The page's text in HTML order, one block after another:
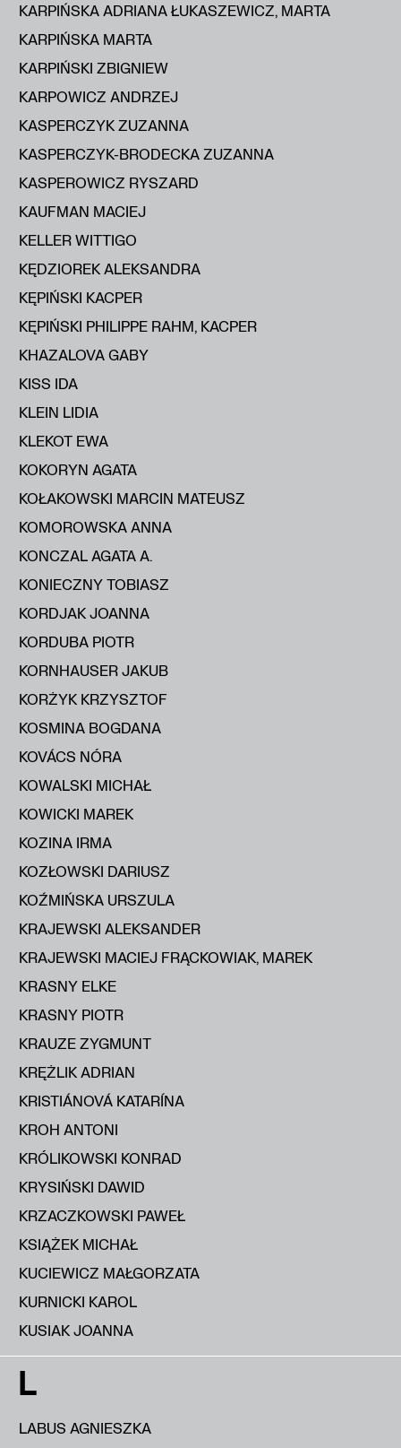
KARPIŃSKA ADRIANA ŁUKASZEWICZ, MARTA
KARPIŃSKA MARTA
KARPIŃSKI ZBIGNIEW
KARPOWICZ ANDRZEJ
KASPERCZYK ZUZANNA
KASPERCZYK-BRODECKA ZUZANNA
KASPEROWICZ RYSZARD
KAUFMAN MACIEJ
KELLER WITTIGO
KĘDZIOREK ALEKSANDRA
KĘPIŃSKI KACPER
KĘPIŃSKI PHILIPPE RAHM, KACPER
KHAZALOVA GABY
KISS IDA
KLEIN LIDIA
KLEKOT EWA
KOKORYN AGATA
KOŁAKOWSKI MARCIN MATEUSZ
KOMOROWSKA ANNA
KONCZAL AGATA A.
KONIECZNY TOBIASZ
KORDJAK JOANNA
KORDUBA PIOTR
KORNHAUSER JAKUB
KORŻYK KRZYSZTOF
KOSMINA BOGDANA
KOVÁCS NÓRA
KOWALSKI MICHAŁ
KOWICKI MAREK
KOZINA IRMA
KOZŁOWSKI DARIUSZ
KOŹMIŃSKA URSZULA
KRAJEWSKI ALEKSANDER
KRAJEWSKI MACIEJ FRĄCKOWIAK, MAREK
KRASNY ELKE
KRASNY PIOTR
KRAUZE ZYGMUNT
KRĘŻLIK ADRIAN
KRISTIÁNOVÁ KATARÍNA
KROH ANTONI
KRÓLIKOWSKI KONRAD
KRYSIŃSKI DAWID
KRZACZKOWSKI PAWEŁ
KSIĄŻEK MICHAŁ
KUCIEWICZ MAŁGORZATA
KURNICKI KAROL
KUSIAK JOANNA
L
LABUS AGNIESZKA